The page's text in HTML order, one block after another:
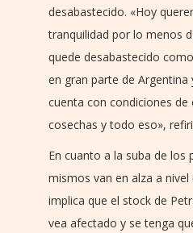
desabastecido. «Hoy
tranquilidad por lo menos
quede desabastecido
en gran parte de Argentina
cuenta con condiciones de
cosechas y todo eso»,
En cuanto a la suba de los
mismos van en alza a
implica que el stock de
vea afectado y se tenga